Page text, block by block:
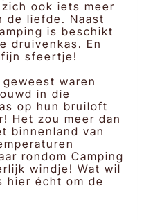
ook iets meer
de liefde. Naast
is beschikt
druivenkas. En
sfeertje!
waren
in die
op hun bruiloft
Het zou meer dan
binnenland van
rondom Camping
windje! Wat wil
hier écht om de